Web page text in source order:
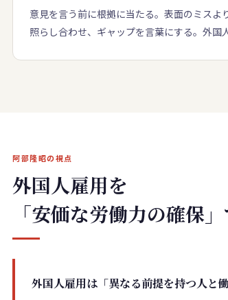
意見を言う前に根拠に当たる。表面のミス
照らし合わせ、ギャップを言葉にする。外国
阿部隆昭の視点
外国人雇用を
「安価な労働力の確保
外国人雇用は「異なる前提を持つ人と働